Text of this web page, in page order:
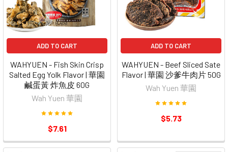
ADD TO CART
WAHYUEN - Fish Skin Crisp
Salted Egg Yolk Flavor | 華園
鹹蛋黃 炸魚皮 60G
Wah Yuen 華園
$7.61
ADD TO CART
WAHYUEN - Beef Sliced Sate
Flavor | 華園 沙爹牛肉片 50G
Wah Yuen 華園
$5.73